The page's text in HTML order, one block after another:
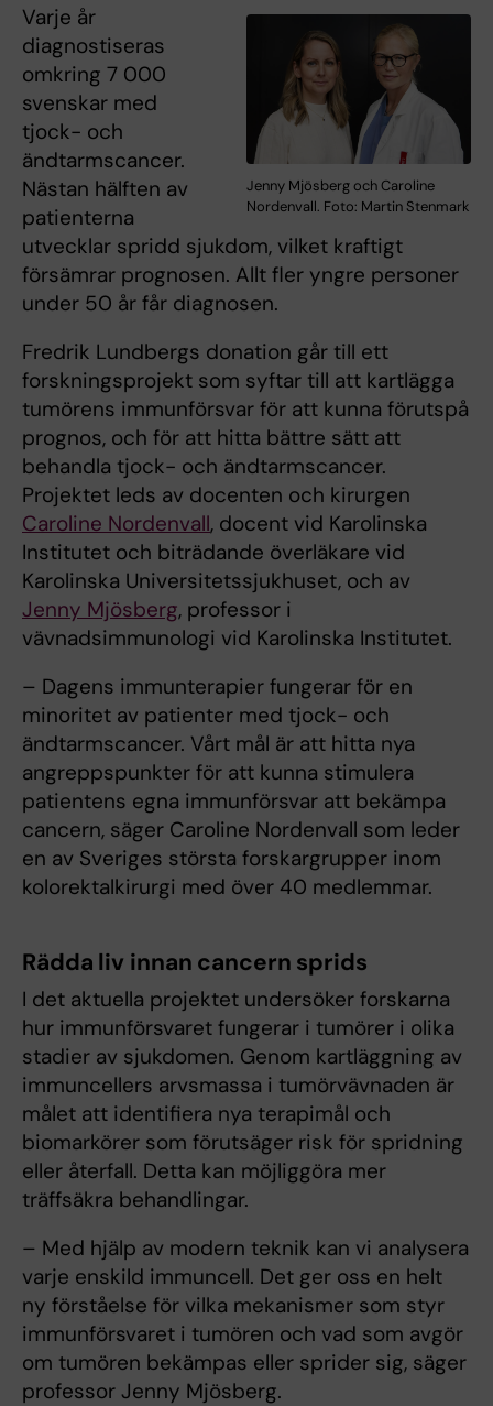
Jenny Mjösberg och Caroline
Nordenvall. Foto: Martin Stenmark
Varje år
diagnostiseras
omkring 7 000
svenskar med
tjock- och
ändtarmscancer.
Nästan hälften av
patienterna
utvecklar spridd sjukdom, vilket kraftigt
försämrar prognosen. Allt fler yngre personer
under 50 år får diagnosen.
Fredrik Lundbergs donation går till ett
forskningsprojekt som syftar till att kartlägga
tumörens immunförsvar för att kunna förutspå
prognos, och för att hitta bättre sätt att
behandla tjock- och ändtarmscancer.
Projektet leds av docenten och kirurgen
Caroline Nordenvall, docent vid Karolinska
Institutet och biträdande överläkare vid
Karolinska Universitetssjukhuset, och av
Jenny Mjösberg, professor i
vävnadsimmunologi vid Karolinska Institutet.
– Dagens immunterapier fungerar för en
minoritet av patienter med tjock- och
ändtarmscancer. Vårt mål är att hitta nya
angreppspunkter för att kunna stimulera
patientens egna immunförsvar att bekämpa
cancern, säger Caroline Nordenvall som leder
en av Sveriges största forskargrupper inom
kolorektalkirurgi med över 40 medlemmar.
Rädda liv innan cancern sprids
I det aktuella projektet undersöker forskarna
hur immunförsvaret fungerar i tumörer i olika
stadier av sjukdomen. Genom kartläggning av
immuncellers arvsmassa i tumörvävnaden är
målet att identifiera nya terapimål och
biomarkörer som förutsäger risk för spridning
eller återfall. Detta kan möjliggöra mer
träffsäkra behandlingar.
– Med hjälp av modern teknik kan vi analysera
varje enskild immuncell. Det ger oss en helt
ny förståelse för vilka mekanismer som styr
immunförsvaret i tumören och vad som avgör
om tumören bekämpas eller sprider sig, säger
professor Jenny Mjösberg.